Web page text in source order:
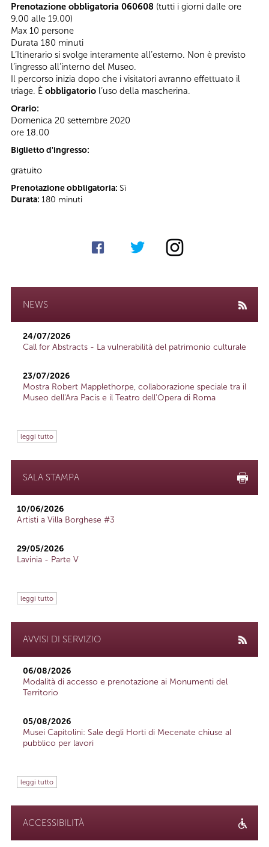
Prenotazione obbligatoria 060608 (tutti i giorni dalle ore
9.00 alle 19.00)
Max 10 persone
Durata 180 minuti
L’Itinerario si svolge interamente all’esterno. Non è previsto
l’ingresso all’interno del Museo.
Il percorso inizia dopo che i visitatori avranno effettuato il
triage. È obbligatorio l’uso della mascherina.
Orario:
Domenica 20 settembre 2020
ore 18.00
Biglietto d'ingresso:
gratuito
Prenotazione obbligatoria: Sì
Durata: 180 minuti
NEWS
24/07/2026
Call for Abstracts - La vulnerabilità del patrimonio culturale
23/07/2026
Mostra Robert Mapplethorpe, collaborazione speciale tra il
Museo dell'Ara Pacis e il Teatro dell'Opera di Roma
leggi tutto
SALA STAMPA
10/06/2026
Artisti a Villa Borghese #3
29/05/2026
Lavinia - Parte V
leggi tutto
AVVISI DI SERVIZIO
06/08/2026
Modalità di accesso e prenotazione ai Monumenti del
Territorio
05/08/2026
Musei Capitolini: Sale degli Horti di Mecenate chiuse al
pubblico per lavori
leggi tutto
ACCESSIBILITÀ